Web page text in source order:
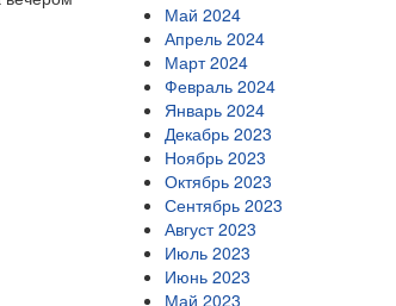
Май 2024
Апрель 2024
Март 2024
Февраль 2024
Январь 2024
Декабрь 2023
Ноябрь 2023
Октябрь 2023
Сентябрь 2023
Август 2023
Июль 2023
Июнь 2023
Май 2023